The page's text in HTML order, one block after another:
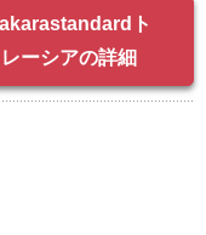
ト
レーシアの詳細